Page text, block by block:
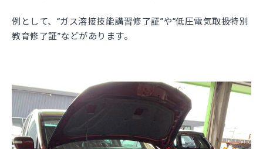
例として、“ガス溶接技能講習修了証”や“低圧電気取扱特別
教育修了証”などがあります。